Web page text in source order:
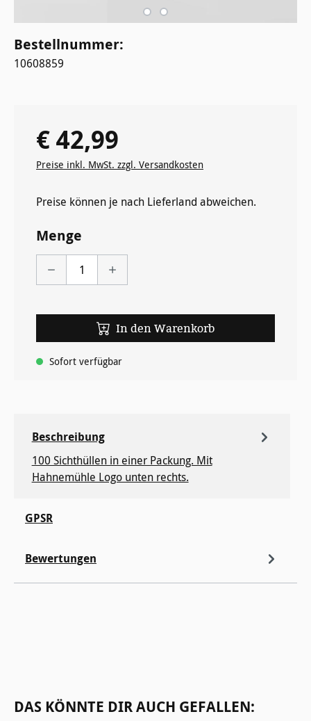
Bestellnummer:
10608859
Regulärer Preis:
€ 42,99
Preise inkl. MwSt. zzgl. Versandkosten
Preise können je nach Lieferland abweichen.
Menge
In den Warenkorb
Sofort verfügbar
Beschreibung
100 Sichthüllen in einer Packung. Mit
Hahnemühle Logo unten rechts.
GPSR
Bewertungen
DAS KÖNNTE DIR AUCH GEFALLEN: